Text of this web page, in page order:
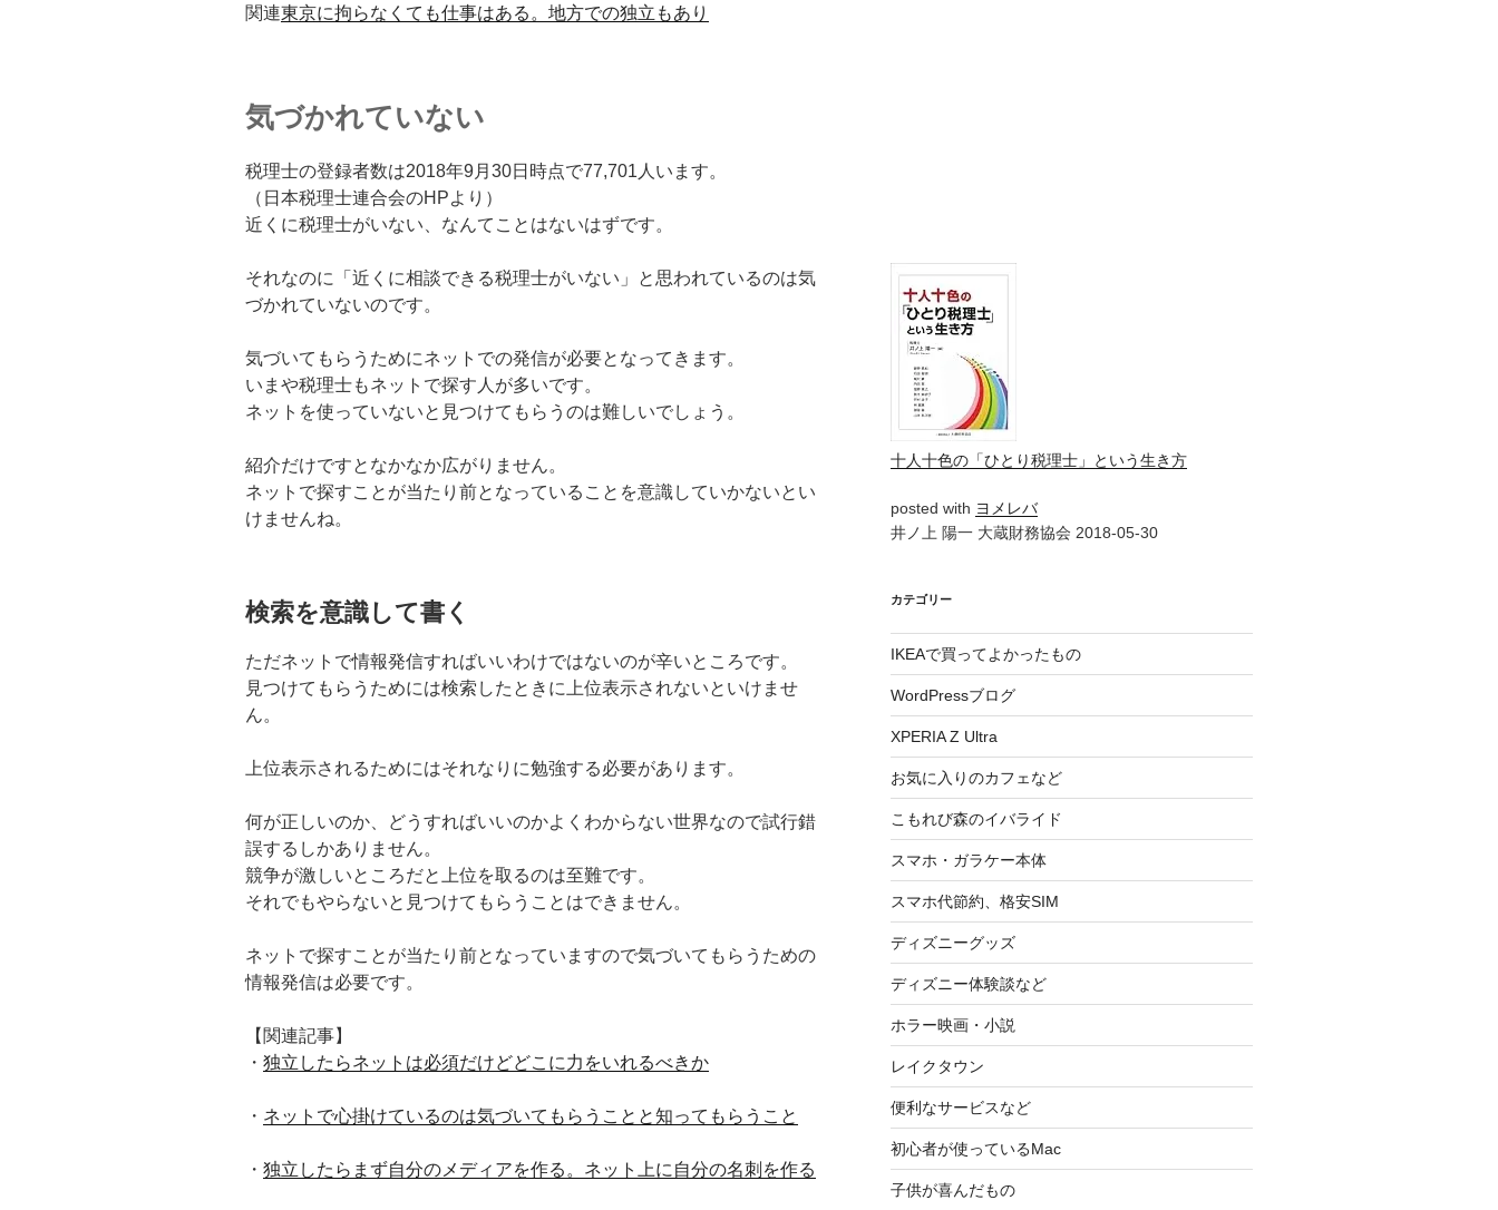
関連東京に拘らなくても仕事はある。地方での独立もあり
気づかれていない
税理士の登録者数は2018年9月30日時点で77,701人います。
（日本税理士連合会のHPより）
近くに税理士がいない、なんてことはないはずです。
それなのに「近くに相談できる税理士がいない」と思われているのは気
づかれていないのです。
気づいてもらうためにネットでの発信が必要となってきます。
いまや税理士もネットで探す人が多いです。
ネットを使っていないと見つけてもらうのは難しいでしょう。
紹介だけですとなかなか広がりません。
ネットで探すことが当たり前となっていることを意識していかないとい
けませんね。
検索を意識して書く
ただネットで情報発信すればいいわけではないのが辛いところです。
見つけてもらうためには検索したときに上位表示されないといけませ
ん。
上位表示されるためにはそれなりに勉強する必要があります。
何が正しいのか、どうすればいいのかよくわからない世界なので試行錯
誤するしかありません。
競争が激しいところだと上位を取るのは至難です。
それでもやらないと見つけてもらうことはできません。
ネットで探すことが当たり前となっていますので気づいてもらうための
情報発信は必要です。
【関連記事】
・ 独立したらネットは必須だけどどこに力をいれるべきか
・ ネットで心掛けているのは気づいてもらうことと知ってもらうこと
・ 独立したらまず自分のメディアを作る。ネット上に自分の名刺を作る
十人十色の「ひとり税理士」という生き方
posted with ヨメレバ
井ノ上 陽一 大蔵財務協会 2018-05-30
カテゴリー
IKEAで買ってよかったもの
WordPressブログ
XPERIA Z Ultra
お気に入りのカフェなど
こもれび森のイバライド
スマホ・ガラケー本体
スマホ代節約、格安SIM
ディズニーグッズ
ディズニー体験談など
ホラー映画・小説
レイクタウン
便利なサービスなど
初心者が使っているMac
子供が喜んだもの